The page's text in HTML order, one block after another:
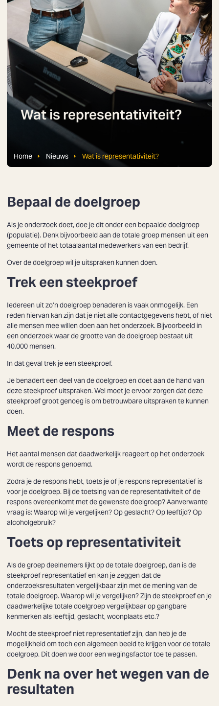
Wat is representativiteit?
Home Nieuws Wat is representativiteit?
Bepaal de doelgroep
Als je onderzoek doet, doe je dit onder een bepaalde doelgroep
(populatie). Denk bijvoorbeeld aan de totale groep mensen uit een
gemeente of het totaalaantal medewerkers van een bedrijf.
Over de doelgroep wil je uitspraken kunnen doen.
Trek een steekproef
Iedereen uit zo’n doelgroep benaderen is vaak onmogelijk. Een
reden hiervan kan zijn dat je niet alle contactgegevens hebt, of niet
alle mensen mee willen doen aan het onderzoek. Bijvoorbeeld in
een onderzoek waar de grootte van de doelgroep bestaat uit
40.000 mensen.
In dat geval trek je een steekproef.
Je benadert een deel van de doelgroep en doet aan de hand van
deze steekproef uitspraken. Wel moet je ervoor zorgen dat deze
steekproef groot genoeg is om betrouwbare uitspraken te kunnen
doen.
Meet de respons
Het aantal mensen dat daadwerkelijk reageert op het onderzoek
wordt de respons genoemd.
Zodra je de respons hebt, toets je of je respons representatief is
voor je doelgroep. Bij de toetsing van de representativiteit of de
respons overeenkomt met de gewenste doelgroep? Aanverwante
vraag is: Waarop wil je vergelijken? Op geslacht? Op leeftijd? Op
alcoholgebruik?
Toets op representativiteit
Als de groep deelnemers lijkt op de totale doelgroep, dan is de
steekproef representatief en kan je zeggen dat de
onderzoeksresultaten vergelijkbaar zijn met de mening van de
totale doelgroep. Waarop wil je vergelijken? Zijn de steekproef en je
daadwerkelijke totale doelgroep vergelijkbaar op gangbare
kenmerken als leeftijd, geslacht, woonplaats etc.?
Mocht de steekproef niet representatief zijn, dan heb je de
mogelijkheid om toch een algemeen beeld te krijgen voor de totale
doelgroep. Dit doen we door een wegingsfactor toe te passen.
Denk na over het wegen van de
resultaten